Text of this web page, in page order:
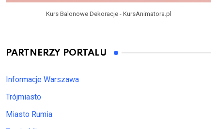
Kurs Balonowe Dekoracje - KursAnimatora.pl
PARTNERZY PORTALU
Informacje Warszawa
Trójmiasto
Miasto Rumia